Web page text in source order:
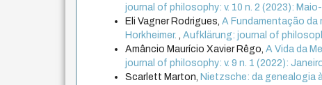
journal of philosophy: v. 10 n. 2 (2023):
Eli Vagner Rodrigues,A Fundamentação da
Horkheimer.,Aufklärung: journal of
Amâncio Maurício Xavier Rêgo,A Vida da
journal of philosophy: v. 9 n. 1 (2022):
Scarlett Marton, Nietzsche: da genealogia